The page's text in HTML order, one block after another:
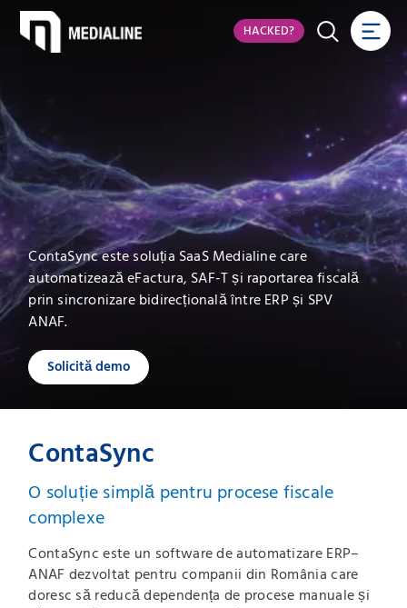
HACKED?
ContaSync este soluția SaaS Medialine care
automatizează eFactura, SAF-T și raportarea fiscală
prin sincronizare bidirecțională între ERP și SPV
ANAF.
Solicită demo
ContaSync
O soluție simplă pentru procese fiscale
complexe
ContaSync este un software de automatizare ERP–
ANAF dezvoltat pentru companii din România care
doresc să reducă dependența de procese manuale și